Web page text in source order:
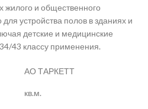
и общественного
устройства полов в зданиях и
детские и медицинские
43 классу применения.
АО ТАРКЕТТ
кв.м.